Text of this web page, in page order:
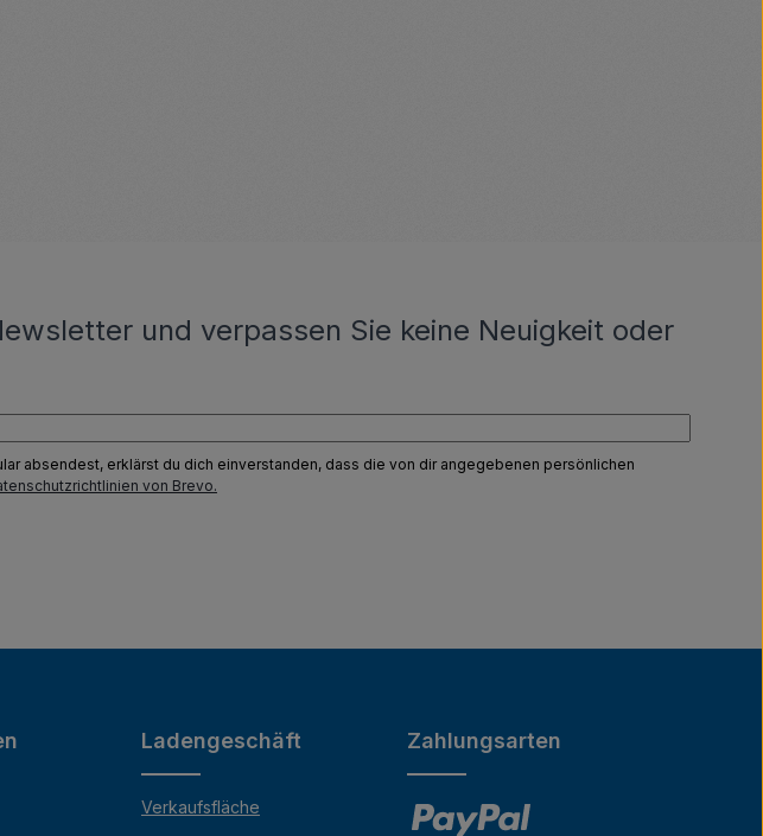
und verpassen Sie keine Neuigkeit oder
absendest, erklärst du dich einverstanden, dass die von dir angegebenen persönlichen
von Brevo.
Ladengeschäft
Verkaufsfläche
Zahlungsarten